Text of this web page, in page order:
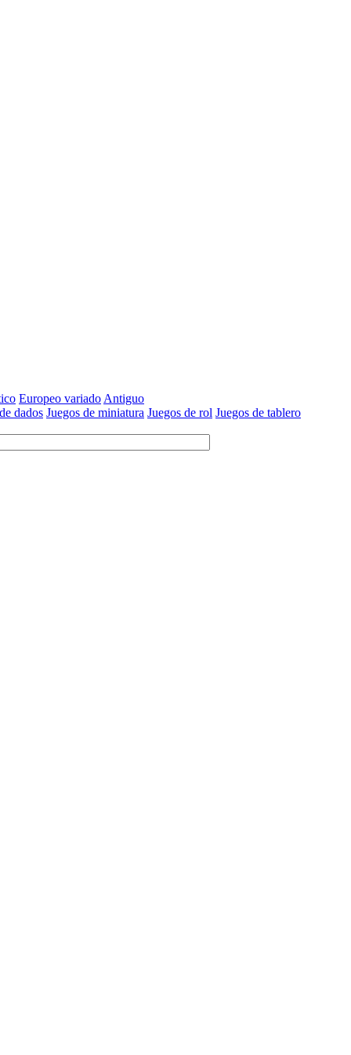
Europeo variado Antiguo
dados Juegos de miniatura Juegos de rol Juegos de tablero